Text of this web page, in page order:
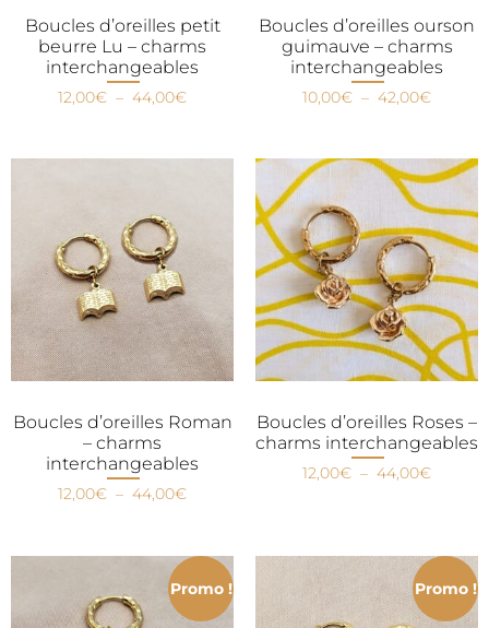
Boucles d’oreilles petit
beurre Lu – charms
interchangeables
12,00€ – 44,00€
Boucles d’oreilles ourson
guimauve – charms
interchangeables
10,00€ – 42,00€
Boucles d’oreilles Roman
– charms
interchangeables
12,00€ – 44,00€
Boucles d’oreilles Roses –
charms interchangeables
12,00€ – 44,00€
Promo ! Promo !